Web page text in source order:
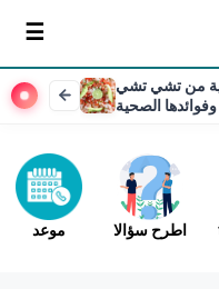
من تشي تشي
وفوائدها الصحية
موعد اطرح سؤالا